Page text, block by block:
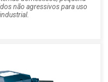
não agressivos para uso